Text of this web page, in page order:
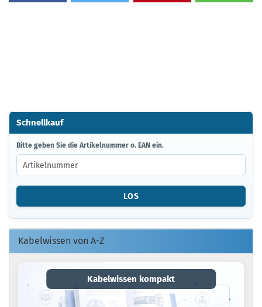
Schnellkauf
BITTE
GEBEN
SIE
DIE
ARTIKELNUMMER
EAN
EIN.
Bitte geben Sie die Artikelnummer o. EAN ein.
LOS
Kabelwissen von A-Z
Kabelwissen kompakt